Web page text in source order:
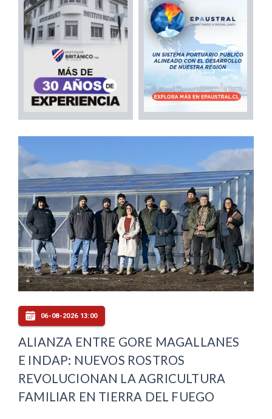
06-08-2026 13:00
ALIANZA ENTRE GORE MAGALLANES
E INDAP: NUEVOS ROSTROS
REVOLUCIONAN LA AGRICULTURA
FAMILIAR EN TIERRA DEL FUEGO